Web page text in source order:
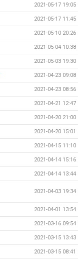
2021-05-17 19:05
2021-05-17 11:45
2021-05-10 20:26
2021-05-04 10:38
2021-05-03 19:30
2021-04-23 09:08
2021-04-23 08:56
2021-04-21 12:47
2021-04-20 21:00
2021-04-20 15:01
2021-04-15 11:10
2021-04-14 15:16
2021-04-14 13:44
2021-04-03 19:34
2021-04-01 13:54
2021-03-16 09:54
2021-03-15 13:43
2021-03-15 08:41